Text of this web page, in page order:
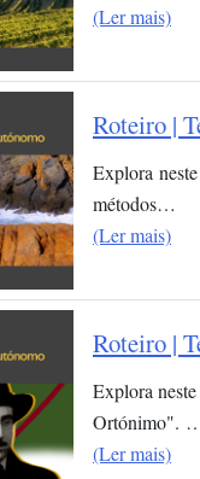
(Ler mais)
Roteiro |
Explora
métodos…
(Ler mais)
Roteiro |
Explora
Ortónimo".
(Ler mais)